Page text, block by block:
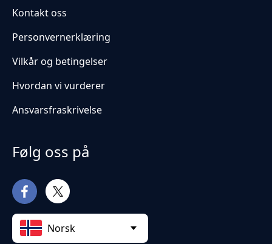
Kontakt oss
Personvernerklæring
Vilkår og betingelser
Hvordan vi vurderer
Ansvarsfraskrivelse
Følg oss på
Norsk